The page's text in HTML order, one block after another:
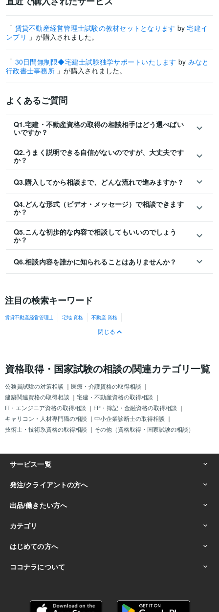
「 賃貸不動産経営管理士試験の教材セットとなります by宅建イ
ンプリ 」が購入されました。
「 30日間無制限◆宅建士試験独学サポートいたします by みなと
行政書士事務所 」が購入されました。
よくあるご質問
Q1.宅建・不動産資格の取得の相談相手はどう選べばい
いですか？
Q2.うまく説明できる自信がないのですが、大丈夫です
か？
Q3.購入してから相談まで、どんな流れで進みますか？
Q4.どんな形式（ビデオ・メッセージ）で相談できます
か？
Q5.こんな初歩的な内容で相談してもいいのでしょう
か？
Q6.相談内容を誰かに知られることはありませんか？
注目の検索キーワード
賃貸不動産経営管理士 宅地 資格 不動産 資格
閉じる
資格取得・国家試験の相談の関連カテゴリ一覧
公務員試験の対策相談 ｜ 医療・介護資格の取得相談 ｜
建築関連資格の取得相談 ｜ 宅建・不動産資格の取得相談 ｜
IT・エンジニア資格の取得相談 ｜ FP・簿記・金融資格の取得相談 ｜
キャリコン・人材専門職の相談 ｜ 中小企業診断士の取得相談 ｜
技術士・技術系資格の取得相談 ｜ その他（資格取得・国家試験の相談）